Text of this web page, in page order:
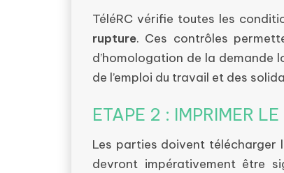
TéléRC vérifie toutes les
rupture. Ces contrôles
d’homologation de la demande
de l’emploi du travail et des
ETAPE 2 : IMPRIMER
Les parties doivent télécharger
devront impérativement être